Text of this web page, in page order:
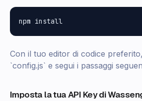
Con il tuo editor di codice
`config.js` e segui i passaggi
Imposta la tua API Key di